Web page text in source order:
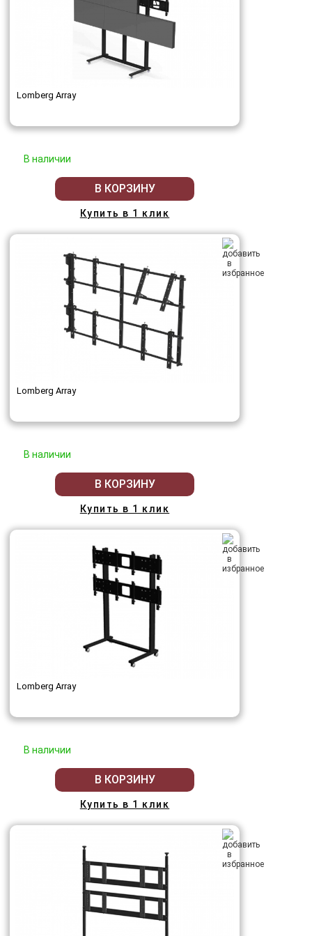
Lomberg Array
В наличии
В КОРЗИНУ
Купить в 1 клик
Lomberg Array
В наличии
В КОРЗИНУ
Купить в 1 клик
Lomberg Array
В наличии
В КОРЗИНУ
Купить в 1 клик